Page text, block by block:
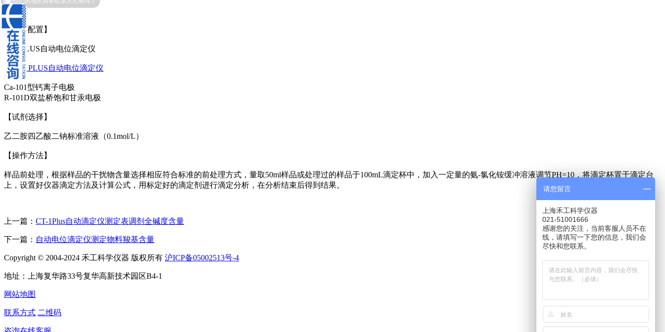
硬度
【仪器配置】
CT-1PLUS自动电位滴定仪
Ca-101型钙离子电极
R-101D双盐桥饱和甘汞电极
【试剂选择】
乙二胺四乙酸二钠标准溶液（0.1mol/L）
【操作方法】
样品前处理，根据样品的干扰物含量选择相应符合标准的前处理方式，量取50ml样品或处理过的样品于100mL滴定杯中，加入一定量的氨-氯化铵缓冲溶液调节PH=10，将滴定杯置于滴定台
上，设置好仪器滴定方法及计算公式，用标定好的滴定剂进行滴定分析，在分析结束后得到结果。
上一篇： CT-1Plus自动滴定仪测定表调剂全碱度含量
下一篇： 自动电位滴定仪测定物料羧基含量
Copyright © 2004-2024 禾工科学仪器 版权所有 沪ICP备05002513号-4
地址：上海复华路33号复华高新技术园区B4-1
网站地图
联系方式 二维码
请您留言
上海禾工科学仪器
021-51001666
感谢您的关注，当前客服人员不在
线，请填写一下您的信息，我们会
尽快和您联系。